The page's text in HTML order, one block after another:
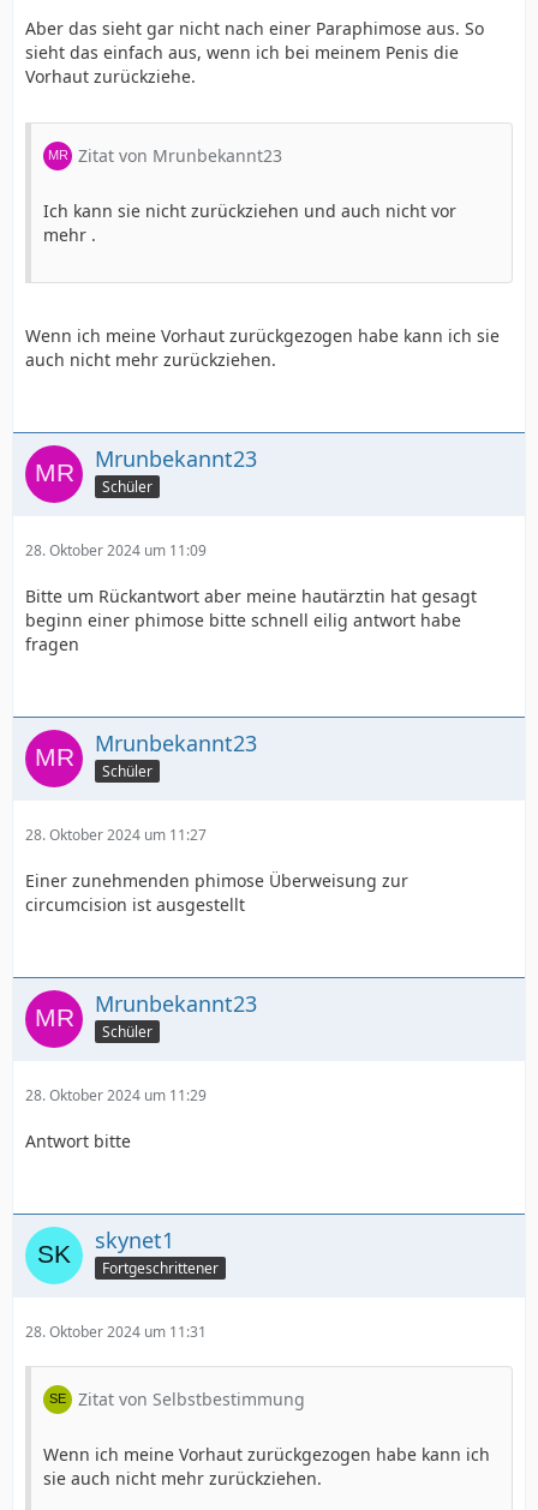
Aber das sieht gar nicht nach einer Paraphimose aus. So
sieht das einfach aus, wenn ich bei meinem Penis die
Vorhaut zurückziehe.
Zitat von Mrunbekannt23
Ich kann sie nicht zurückziehen und auch nicht vor
mehr .
Wenn ich meine Vorhaut zurückgezogen habe kann ich sie
auch nicht mehr zurückziehen.
Mrunbekannt23
Schüler
28. Oktober 2024 um 11:09
Bitte um Rückantwort aber meine hautärztin hat gesagt
beginn einer phimose bitte schnell eilig antwort habe
fragen
Mrunbekannt23
Schüler
28. Oktober 2024 um 11:27
Einer zunehmenden phimose Überweisung zur
circumcision ist ausgestellt
Mrunbekannt23
Schüler
28. Oktober 2024 um 11:29
Antwort bitte
skynet1
Fortgeschrittener
28. Oktober 2024 um 11:31
Zitat von Selbstbestimmung
Wenn ich meine Vorhaut zurückgezogen habe kann ich
sie auch nicht mehr zurückziehen.